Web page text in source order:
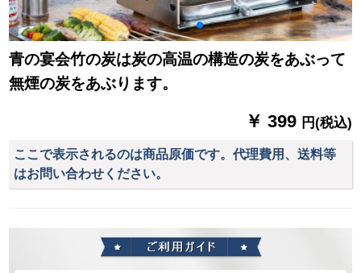
青の宴会竹の炭は炭の高温の構造の炭をあぶって
無煙の炭をあぶります。
￥ 399 円(税込)
ここで表示されるのは商品原価です。代理費用、送料等
はお問い合わせください。